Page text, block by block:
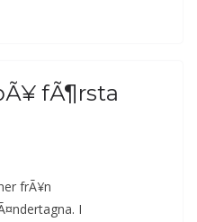
fÃ¶rsta
frÃ¥n
I